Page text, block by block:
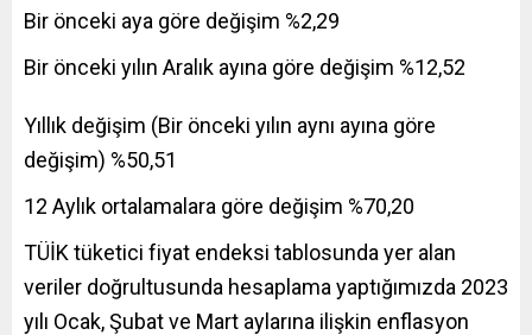
Bir önceki aya göre değişim %2,29
Bir önceki yılın Aralık ayına göre değişim %12,52
Yıllık değişim (Bir önceki yılın aynı ayına göre
değişim) %50,51
12 Aylık ortalamalara göre değişim %70,20
TÜİK tüketici fiyat endeksi tablosunda yer alan
veriler doğrultusunda hesaplama yaptığımızda 2023
yılı Ocak, Şubat ve Mart aylarına ilişkin enflasyon